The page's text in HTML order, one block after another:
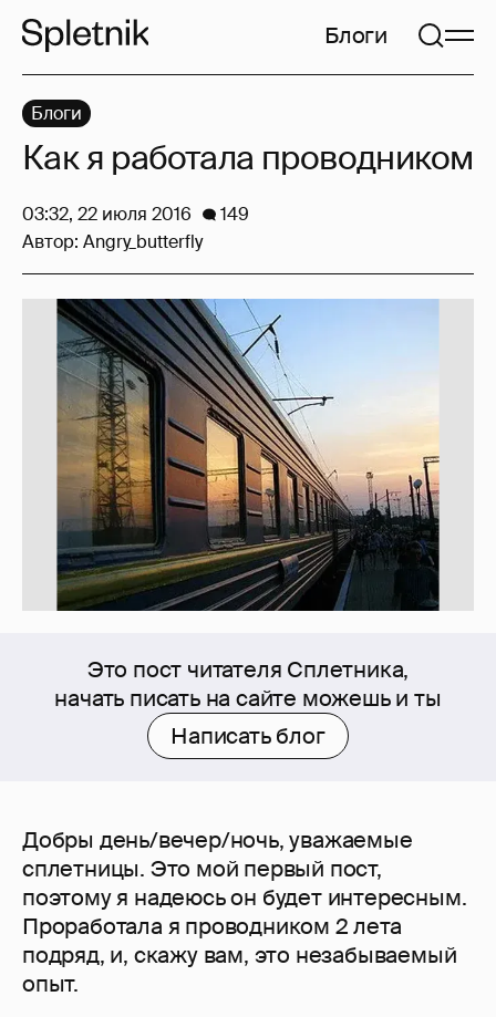
Блоги
Это пост читателя Сплетника,
начать писать на сайте можешь и ты
Написать блог
Добры день/вечер/ночь, уважаемые
сплетницы. Это мой первый пост,
поэтому я надеюсь он будет интересным.
Проработала я проводником 2 лета
подряд, и, скажу вам, это незабываемый
опыт.
Блоги
Как я работала проводником
03:32, 22 июля 2016
149
Автор: Angry_butterfly